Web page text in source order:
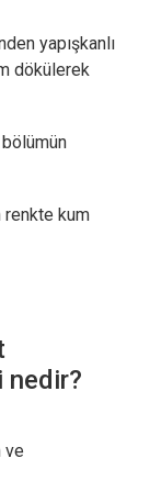
yapışkanlı
dökülerek
bölümün
renkte kum
nedir?
ve